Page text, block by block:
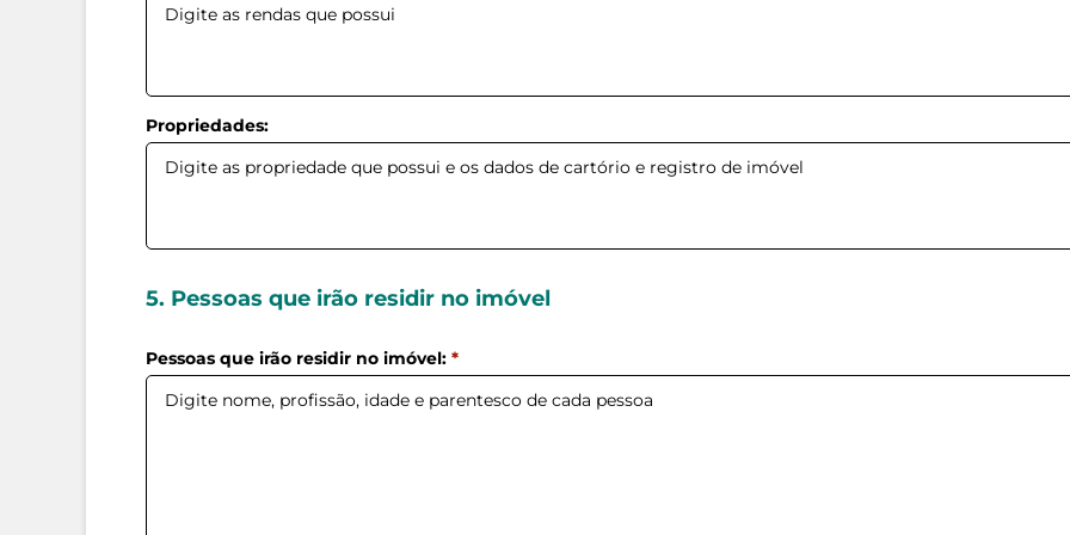
Profissão:*
CEP:* Rua:*
Propriedades:
5. Pessoas que irão residir no imóvel
Pessoas que irão residir no imóvel: *